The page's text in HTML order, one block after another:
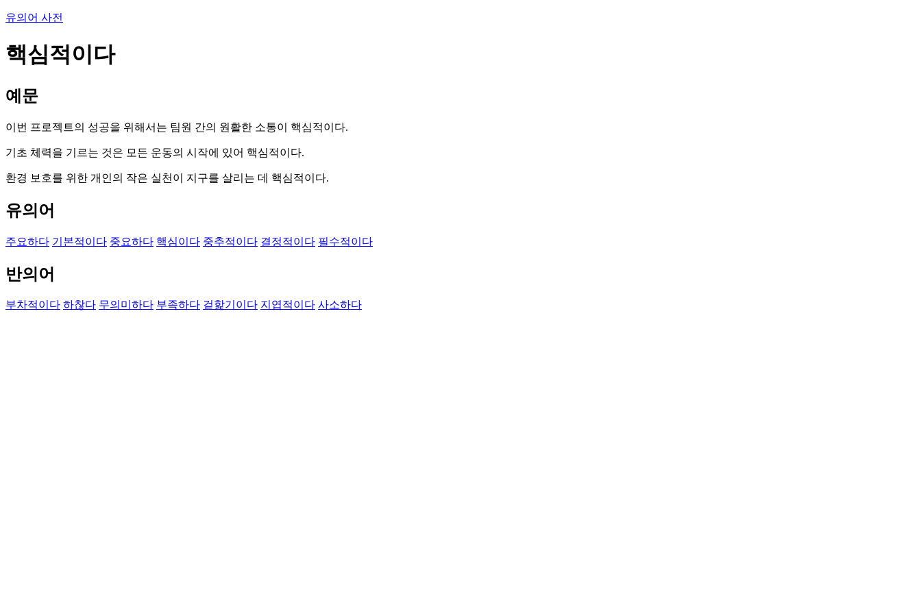
유의어 사전
핵심적이다
예문
이번 프로젝트의 성공을 위해서는 팀원 간의 원활한 소통이 핵심적이다.
기초 체력을 기르는 것은 모든 운동의 시작에 있어 핵심적이다.
환경 보호를 위한 개인의 작은 실천이 지구를 살리는 데 핵심적이다.
유의어
주요하다 기본적이다 중요하다 핵심이다 중추적이다 결정적이다 필수적이다
반의어
부차적이다 하찮다 무의미하다 부족하다 겉핥기이다 지엽적이다 사소하다